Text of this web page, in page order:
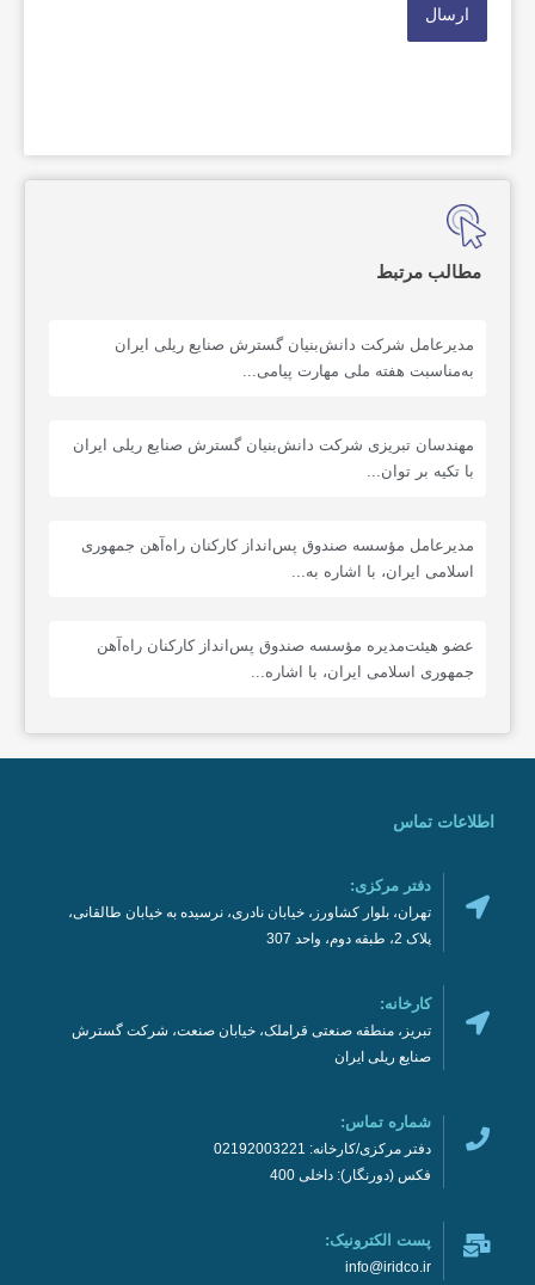
مطالب مرتبط
مدیرعامل شرکت دانش‌بنیان گسترش صنایع ریلی ایران
به‌مناسبت هفته ملی مهارت پیامی...
مهندسان تبریزی شرکت دانش‌بنیان گسترش صنایع ریلی ایران
با تکیه بر توان...
مدیرعامل مؤسسه صندوق پس‌انداز کارکنان راه‌آهن جمهوری
اسلامی ایران، با اشاره به...
عضو هیئت‌مدیره مؤسسه صندوق پس‌انداز کارکنان راه‌آهن
جمهوری اسلامی ایران، با اشاره...
اطلاعات تماس
دفتر مرکزی:
تهران، بلوار کشاورز، خیابان نادری، نرسیده به خیابان طالقانی،
پلاک 2، طبقه دوم، واحد 307
کارخانه:
تبریز، منطقه صنعتی قراملک، خیابان صنعت، شرکت گسترش
صنایع ریلی ایران
شماره تماس:
دفتر مرکزی/کارخانه: 02192003221
فکس (دورنگار): داخلی 400
پست الکترونیک:
info@iridco.ir